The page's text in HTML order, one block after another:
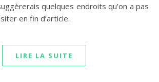
quelques endroits qu’on a pas
en fin d’article.
LIRE LA SUITE